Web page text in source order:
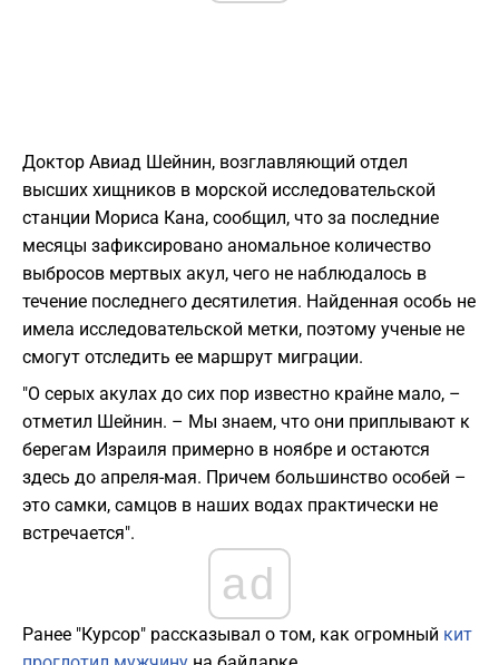
Доктор Авиад Шейнин, возглавляющий отдел
высших хищников в морской исследовательской
станции Мориса Кана, сообщил, что за последние
месяцы зафиксировано аномальное количество
выбросов мертвых акул, чего не наблюдалось в
течение последнего десятилетия. Найденная особь не
имела исследовательской метки, поэтому ученые не
смогут отследить ее маршрут миграции.
"О серых акулах до сих пор известно крайне мало, –
отметил Шейнин. – Мы знаем, что они приплывают к
берегам Израиля примерно в ноябре и остаются
здесь до апреля-мая. Причем большинство особей –
это самки, самцов в наших водах практически не
встречается".
ad
Ранее "Курсор" рассказывал о том, как огромный кит